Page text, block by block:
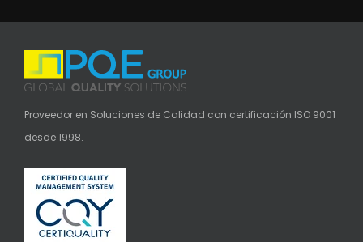
Proveedor en Soluciones de Calidad con certificación ISO 9001
desde 1998.